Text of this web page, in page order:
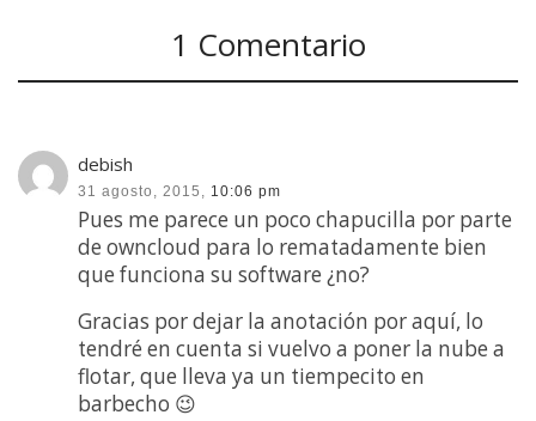
1 Comentario
debish
31 agosto, 2015, 10:06 pm
Pues me parece un poco chapucilla por parte
de owncloud para lo rematadamente bien
que funciona su software ¿no?
Gracias por dejar la anotación por aquí, lo
tendré en cuenta si vuelvo a poner la nube a
flotar, que lleva ya un tiempecito en
barbecho 😉